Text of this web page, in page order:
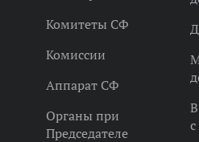
Комитеты СФ
Комиссии
Аппарат СФ
Органы при
Председателе